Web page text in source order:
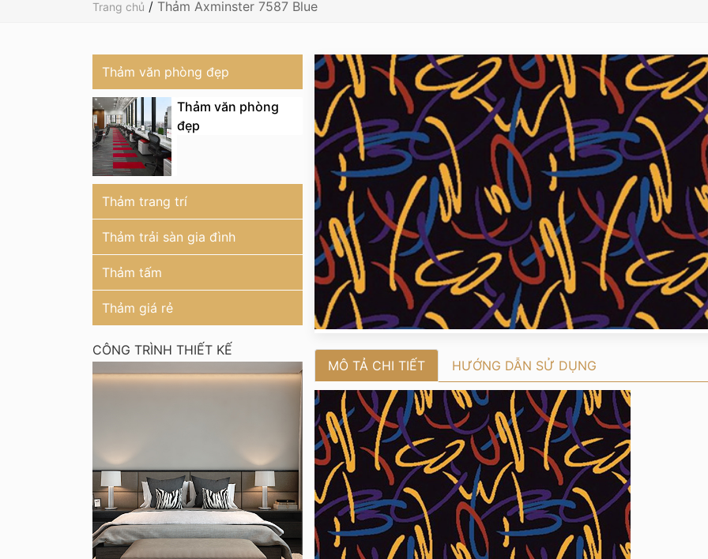
Trang chủ / Thảm Axminster 7587 Blue
Thảm văn phòng đẹp
Thảm văn phòng
đẹp
Thảm trang trí
Thảm trải sàn gia đình
Thảm tấm
Thảm giá rẻ
CÔNG TRÌNH THIẾT KẾ
MÔ TẢ CHI TIẾT HƯỚNG DẪN SỬ DỤNG